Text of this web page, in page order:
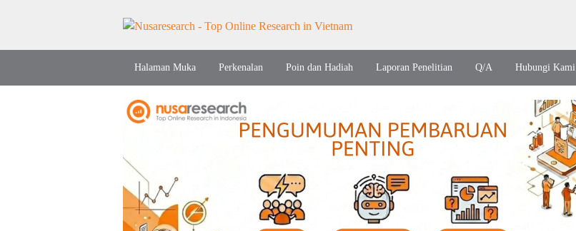
Halaman Muka Perkenalan Poin dan Hadiah Laporan Penelitian Q/A Hubungi Kami